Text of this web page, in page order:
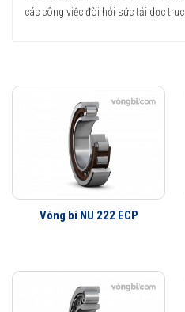
các công việc đòi hỏi sức tải dọc trục.
Vòng bi NU 222 ECP